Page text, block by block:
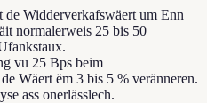
de Widderverkafswäert um Enn
normalerweis 25 bis 50
vu 25 Bps beim
Wäert ëm 3 bis 5 % veränneren.
ass onerlässlech.